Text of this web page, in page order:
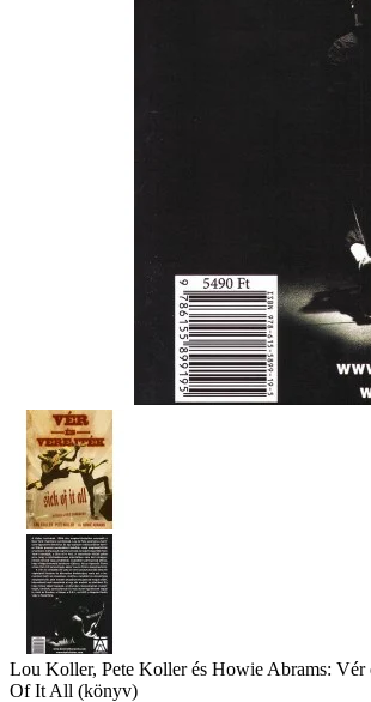
Lou Koller, Pete Koller és Howie Abrams: Vér
Of It All (könyv)